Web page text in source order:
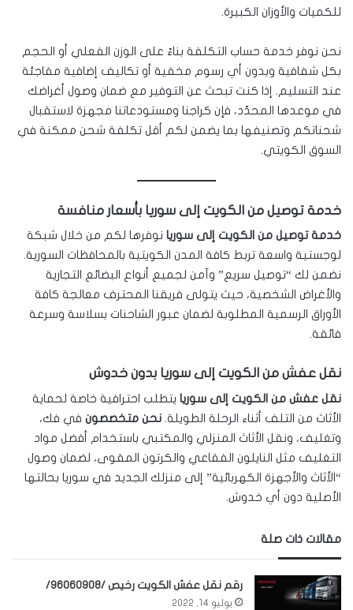
للكميات والأوزان الكبيرة.
نحن نوفر خدمة حساب التكلفة بناءً على الوزن الفعلي أو الحجم
بكل شفافية وبدون أي رسوم مخفية أو تكاليف إضافية مفاجئة
عند التسليم. إذا كنت تبحث عن التوفير مع ضمان وصول أغراضك
في موعدها المحدّد، فإن كراجنا ومستودعاتنا مجهزة لاستقبال
شحناتكم وتصنيفها بما يضمن لكم أقل تكلفة شحن ممكنة في
السوق الكويتي.
خدمة توصيل من الكويت إلى سوريا بأسعار منافسة
خدمة توصيل من الكويت إلى سوريا نوفرها لكم من خلال شبكة
لوجستية واسعة تربط كافة المدن الكويتية بالمحافظات السورية.
نضمن لك “توصيل سريع” وآمن لجميع أنواع البضائع التجارية
والأغراض الشخصية، حيث يتولى فريقنا المحترف معالجة كافة
الأوراق الرسمية المطلوبة لضمان عبور الشاحنات بسلاسة وسرعة
فائقة.
نقل عفش من الكويت إلى سوريا بدون خدوش
نقل عفش من الكويت إلى سوريا يتطلب احترافية خاصة لحماية
الأثاث من التلف أثناء الرحلة الطويلة. نحن متخصصون في فك،
وتغليف، ونقل الأثاث المنزلي والمكتبي باستخدام أفضل مواد
التغليف مثل النايلون الفقاعي والكرتون المقوى، لضمان وصول
“الأثاث والأجهزة الكهربائية” إلى منزلك الجديد في سوريا بحالتها
الأصلية دون أي خدوش.
مقالات ذات صلة
رقم نقل عفش الكويت رخيص /96060908/
يوليو 14, 2022